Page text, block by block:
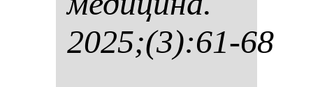
2025;(3):61-68